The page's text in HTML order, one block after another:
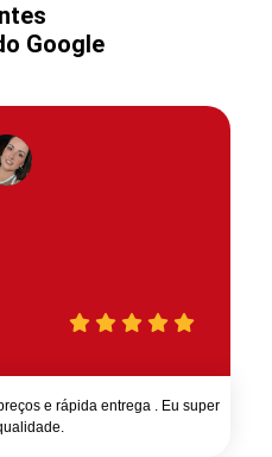
Google
e rápida entrega . Eu super